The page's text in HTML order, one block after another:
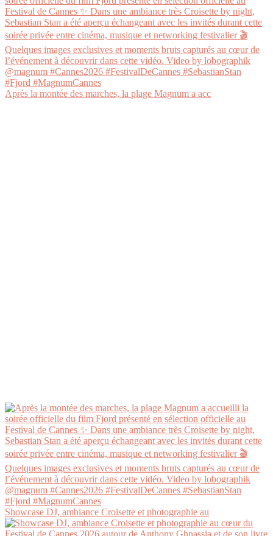
Après la montée des marches, la plage Magnum a acc
Showcase DJ, ambiance Croisette et photographie au